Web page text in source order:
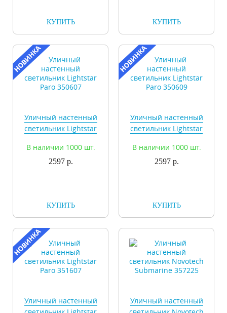
КУПИТЬ КУПИТЬ
Уличный настенный
светильник Lightstar
В наличии 1000 шт.
2597 р.
КУПИТЬ
Уличный настенный
светильник Lightstar
В наличии 1000 шт.
2597 р.
КУПИТЬ
Уличный настенный
Уличный настенный